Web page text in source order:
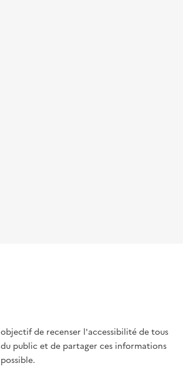
de recenser l'accessibilité de tous
public et de partager ces informations